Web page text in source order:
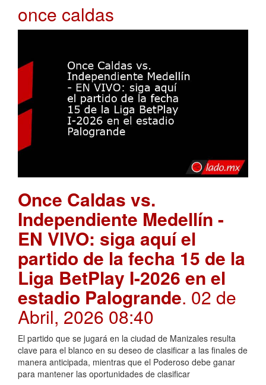
once caldas
Once Caldas vs.
Independiente Medellín -
EN VIVO: siga aquí el
partido de la fecha 15 de la
Liga BetPlay I-2026 en el
estadio Palogrande. 02 de
Abril, 2026 08:40
El partido que se jugará en la ciudad de Manizales resulta
clave para el blanco en su deseo de clasificar a las finales de
manera anticipada, mientras que el Poderoso debe ganar
para mantener las oportunidades de clasificar